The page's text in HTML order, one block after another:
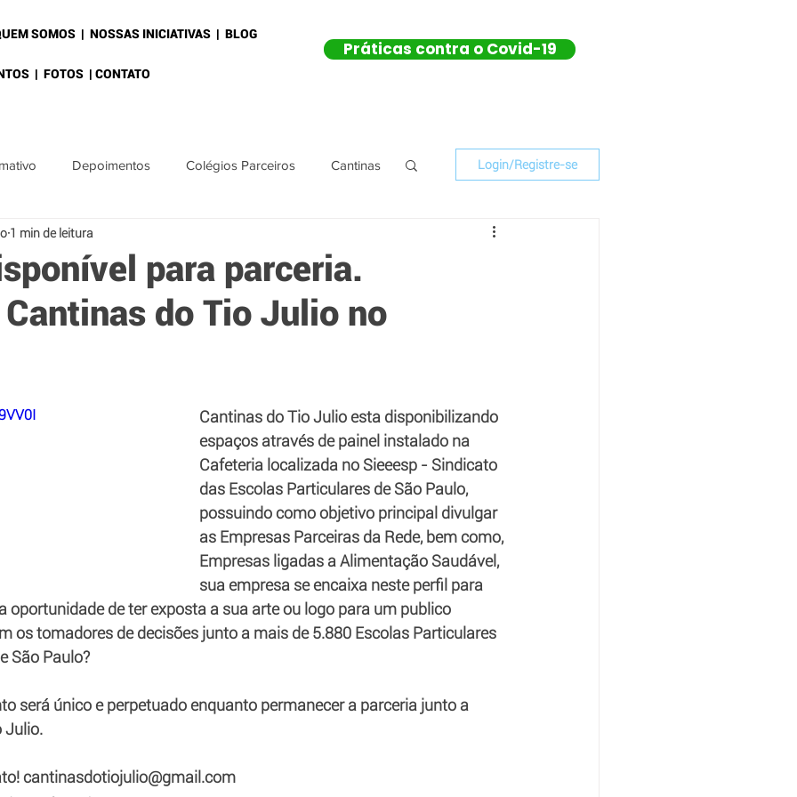
SOMOS | NOSSAS INICIATIVAS | BLOG
| FOTOS | CONTATO
Práticas contra o Covid-19
Depoimentos Colégios Parceiros Cantinas
Bonificação
Feiras Educacionais Sindicato Sieeesp
Login/Registre-se
para parceria.
do Tio Julio no
1 min de leitura
Cantinas do Tio Julio esta disponibilizando
espaços através de painel instalado na
Cafeteria localizada no Sieeesp - Sindicato
das Escolas Particulares de São Paulo,
possuindo como objetivo principal divulgar
as Empresas Parceiras da Rede, bem como,
Empresas ligadas a Alimentação Saudável,
sua empresa se encaixa neste perfil para
oportunidade de ter exposta a sua arte ou logo para um publico
os tomadores de decisões junto a mais de 5.880 Escolas Particulares
São Paulo?
será único e perpetuado enquanto permanecer a parceria junto a
Julio.
cantinasdotiojulio@gmail.com